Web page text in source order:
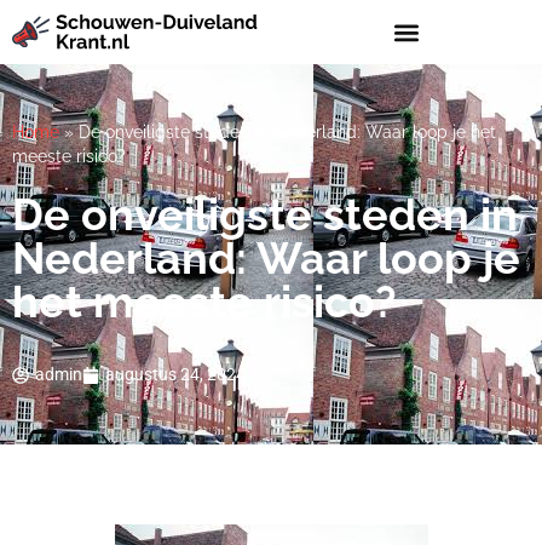
Home»De onveiligste steden in Nederland: Waar loop je het
meeste risico?
De onveiligste steden in
Nederland: Waar loop je
het meeste risico?
admin augustus 24, 2024